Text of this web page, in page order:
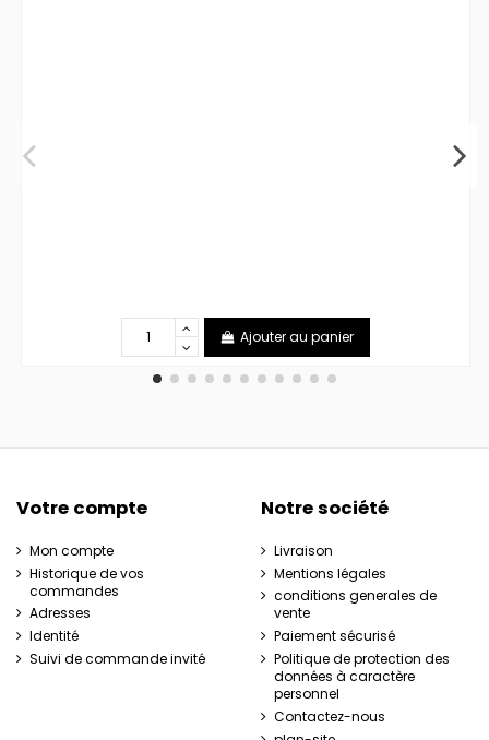
Ajouter au panier
Votre compte
Mon compte
Historique de vos
commandes
Adresses
Identité
Suivi de commande invité
Notre société
Livraison
Mentions légales
conditions generales de
vente
Paiement sécurisé
Politique de protection des
données à caractère
personnel
Contactez-nous